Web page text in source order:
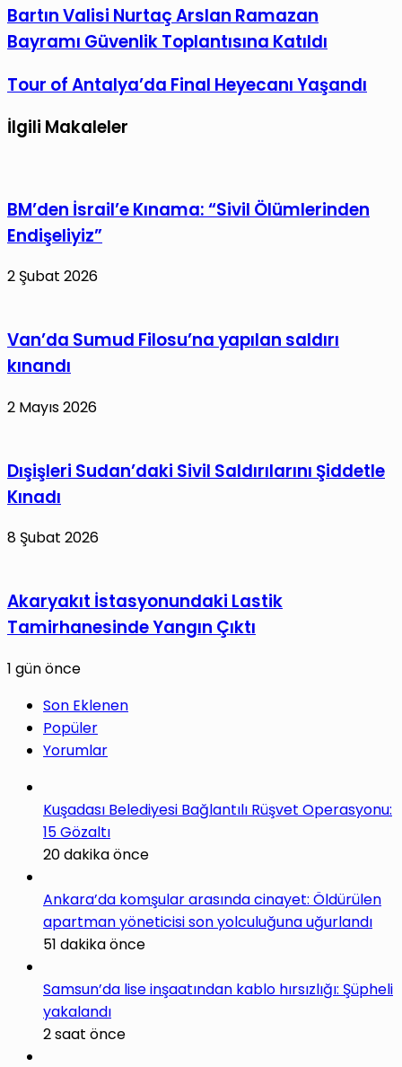
Posta
ile
Bartın
Valisi
Nurtaç
Arslan
Bayramı
Bartın Valisi Nurtaç Arslan Ramazan
Bayramı Güvenlik Toplantısına Katıldı
Tour
Antalya’da
Tour of Antalya’da Final Heyecanı Yaşandı
İlgili Makaleler
BM’den İsrail’e Kınama: “Sivil Ölümlerinden
Endişeliyiz”
2 Şubat 2026
Van’da Sumud Filosu’na yapılan saldırı
kınandı
2 Mayıs 2026
Dışişleri Sudan’daki Sivil Saldırılarını Şiddetle
Kınadı
8 Şubat 2026
Akaryakıt İstasyonundaki Lastik
Tamirhanesinde Yangın Çıktı
1 gün önce
Son Eklenen
Popüler
Yorumlar
Kuşadası Belediyesi Bağlantılı Rüşvet Operasyonu:
15 Gözaltı
20 dakika önce
Ankara’da komşular arasında cinayet: Öldürülen
apartman yöneticisi son yolculuğuna uğurlandı
51 dakika önce
Samsun’da lise inşaatından kablo hırsızlığı: Şüpheli
yakalandı
2 saat önce